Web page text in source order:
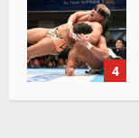
4